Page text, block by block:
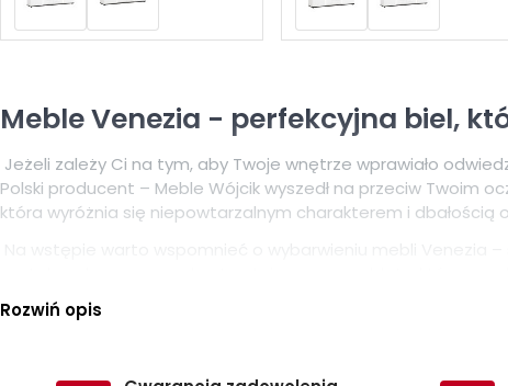
Meble Venezia - perfekcyjna biel,
Jeżeli zależy Ci na tym, aby Twoje wnętrze wprawiało
Polski producent – Meble Wójcik wyszedł na przeciw Twoim
która wyróżnia się niepowtarzalnym charakterem i dbałością
frezowaniami tworzą efekt „wow”, jednocześnie tworząc
więcej, meble Venezia wyposażone zostały w oświetlenie
Rozwiń opis